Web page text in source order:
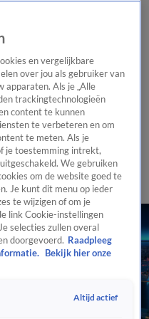
Het beste van Hart
Tip de
Tip de redactiePanelVideo's
en vergelijkbare
over jou als gebruiker van
apparaten. Als je „Alle
trackingtechnologieën
content te kunnen
te verbeteren en om
te meten. Als je
je toestemming intrekt,
We gebruiken
om de website goed te
Je kunt dit menu op ieder
te wijzigen of om je
link Cookie-instellingen
selecties zullen overal
doorgevoerd. Raadpleeg
Bekijk hier onze
Altijd actief